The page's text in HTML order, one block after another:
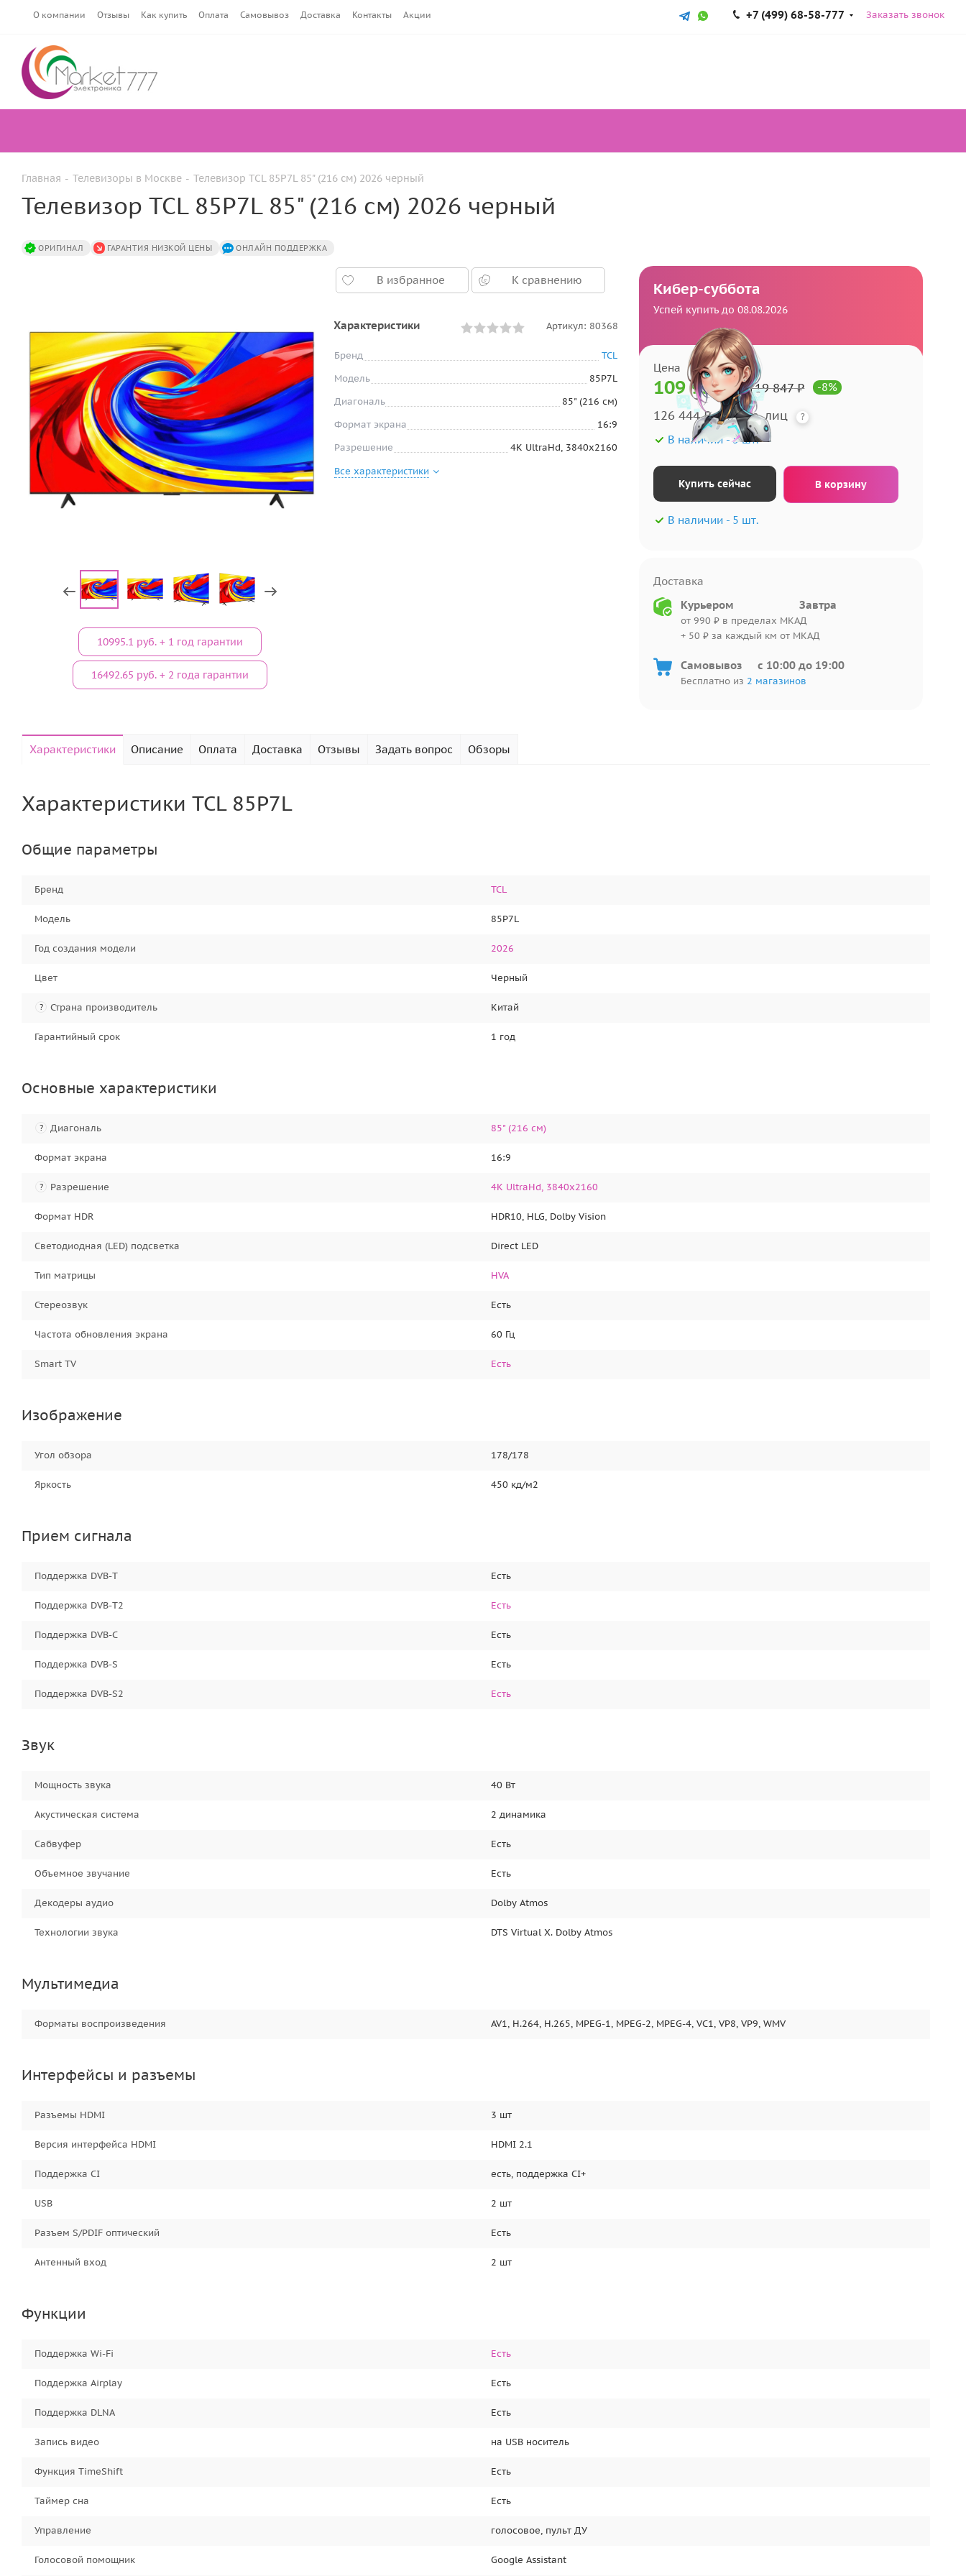
О компании Отзывы Как купить Оплата Самовывоз Доставка Контакты Акции +7 (499) 68-58-777 Заказать звонок
Главная - Телевизоры в Москве - Телевизор TCL 85P7L 85" (216 см) 2026 черный
Телевизор TCL 85P7L 85" (216 см) 2026 черный
ОРИГИНАЛ ГАРАНТИЯ НИЗКОЙ ЦЕНЫ ОНЛАЙН ПОДДЕРЖКА
10995.1 руб. + 1 год гарантии
16492.65 руб. + 2 года гарантии
В избранное К сравнению
Характеристики Артикул: 80368
Бренд
TCL
Модель
85P7L
Диагональ
85" (216 см)
Формат экрана
16:9
Разрешение
4K UltraHd, 3840х2160
Все характеристики
Кибер-суббота
Успей купить до 08.08.2026
Цена
109 951₽ 119 847₽ -8%
126 444 ₽ для юр. лиц ?
В наличии -5 шт.
Купить сейчас В корзину
В наличии - 5 шт.
Доставка
Курьером
Завтра
от 990 ₽ в пределах МКАД
+ 50 ₽ за каждый км от МКАД
Самовывоз c 10:00 до 19:00
Бесплатно из 2 магазинов
Характеристики Описание Оплата Доставка Отзывы Задать вопрос Обзоры
Характеристики TCL 85P7L
Общие параметры
Бренд TCL
Модель 85P7L
Год создания модели 2026
Цвет Черный
? Страна производитель Китай
Гарантийный срок 1 год
Основные характеристики
? Диагональ 85" (216 см)
Формат экрана 16:9
? Разрешение 4K UltraHd, 3840х2160
Формат HDR HDR10, HLG, Dolby Vision
Светодиодная (LED) подсветка Direct LED
Тип матрицы HVA
Стереозвук Есть
Частота обновления экрана 60 Гц
Smart TV Есть
Изображение
Угол обзора 178/178
Яркость 450 кд/м2
Прием сигнала
Поддержка DVB-T Есть
Поддержка DVB-T2 Есть
Поддержка DVB-C Есть
Поддержка DVB-S Есть
Поддержка DVB-S2 Есть
Звук
Мощность звука 40 Вт
Акустическая система 2 динамика
Сабвуфер Есть
Объемное звучание Есть
Декодеры аудио Dolby Atmos
Технологии звука DTS Virtual X. Dolby Atmos
Мультимедиа
Форматы воспроизведения AV1, H.264, H.265, MPEG-1, MPEG-2, MPEG-4, VC1, VP8, VP9, WMV
Интерфейсы и разъемы
Разъемы HDMI 3 шт
Версия интерфейса HDMI HDMI 2.1
Поддержка CI есть, поддержка CI+
USB 2 шт
Разъем S/PDIF оптический Есть
Антенный вход 2 шт
Функции
Поддержка Wi-Fi Есть
Поддержка Airplay Есть
Поддержка DLNA Есть
Запись видео на USB носитель
Функция TimeShift Есть
Таймер сна Есть
Управление голосовое, пульт ДУ
Голосовой помощник Google Assistant